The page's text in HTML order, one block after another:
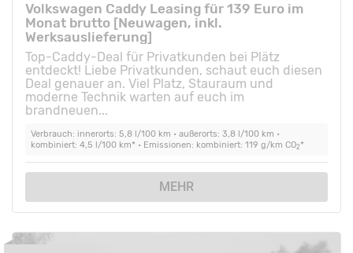
Volkswagen Caddy Leasing für 139 Euro im
Monat brutto [Neuwagen, inkl.
Werksauslieferung]
Top-Caddy-Deal für Privatkunden bei Plätz
entdeckt! Liebe Privatkunden, schaut euch diesen
Deal genauer an. Viel Platz, Stauraum und
moderne Technik warten auf euch im
brandneuen...
Verbrauch: innerorts: 5,8 l/100 km • außerorts: 3,8 l/100 km •
kombiniert: 4,5 l/100 km* • Emissionen: kombiniert: 119 g/km CO2*
MEHR